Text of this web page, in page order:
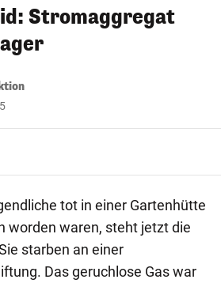
Stromaggregat
tot in einer Gartenhütte
worden waren, steht jetzt die
starben an einer
Das geruchlose Gas war